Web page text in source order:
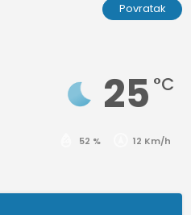
Povratak
25 °C
52 % 12 Km/h